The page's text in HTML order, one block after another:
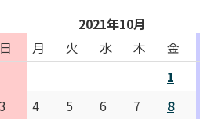
2021年10月
日
月 火 水 木 金
1
3
4 5 6 7 8